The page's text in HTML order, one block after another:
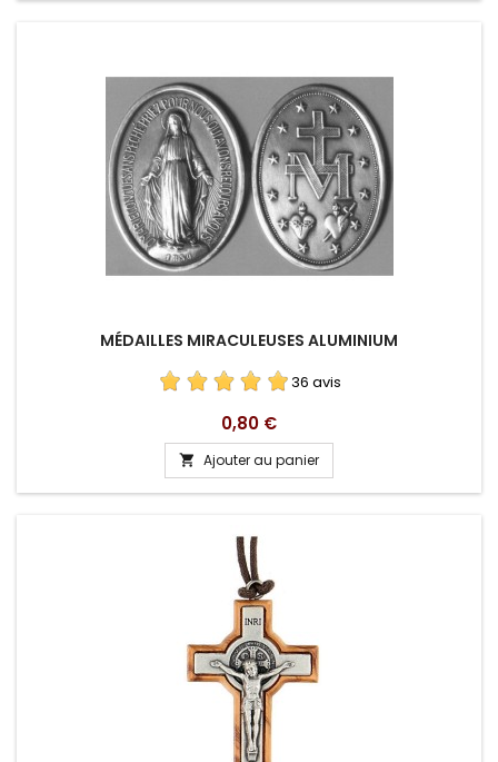
MÉDAILLES MIRACULEUSES ALUMINIUM
36 avis
Prix
0,80 €
 Ajouter au panier